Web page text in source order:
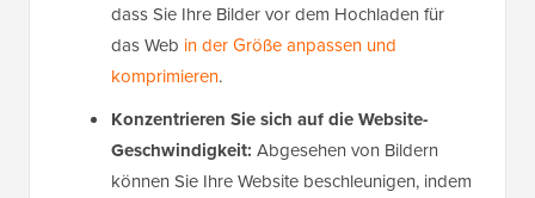
dass Sie Ihre Bilder vor dem Hochladen für
das Web in der Größe anpassen und
komprimieren.
Konzentrieren Sie sich auf die Website-
Geschwindigkeit: Abgesehen von Bildern
können Sie Ihre Website beschleunigen, indem